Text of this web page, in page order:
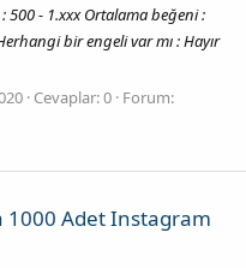
500 - 1.xxx Ortalama beğeni :
bir engeli var mı : Hayır
Cevaplar: 0 Forum:
1000 Adet Instagram